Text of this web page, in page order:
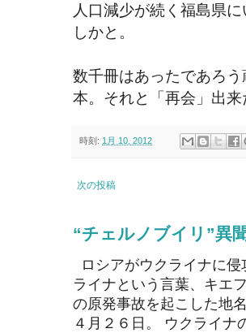
人口減少が続く福島県
しかと。
数千冊はあったであろ
本。それと「再会」出
時刻: 1月 10, 2012
次の投稿
“チェルノブイリ”異
ロシアがウクライナに
ライナという言葉、キエ
の原発事故を起こした地
４月２６日。 ウクライナ